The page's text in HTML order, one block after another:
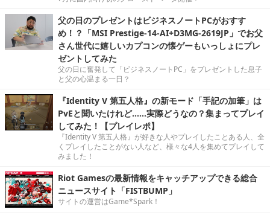
父の日のプレゼントはビジネスノートPCがおすす
め！？「MSI Prestige-14-AI+D3MG-2619JP」でお父
さん世代に嬉しいカプコンの懐ゲーもいっしょにプレ
ゼントしてみた
父の日に奮発して「ビジネスノートPC」をプレゼントした息子
と父の心温まる一日？
『Identity V 第五人格』の新モード「手記の加筆」は
PvEと聞いたけれど……実際どうなの？集まってプレイ
してみた！【プレイレポ】
『Identity V 第五人格』が好きな人やプレイしたことある人、全
くプレイしたことがない人など、様々な4人を集めてプレイして
みました！
Riot Gamesの最新情報をキャッチアップできる総合
ニュースサイト「FISTBUMP」
サイトの運営はGame*Spark！